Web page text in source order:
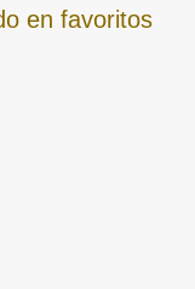
en favoritos